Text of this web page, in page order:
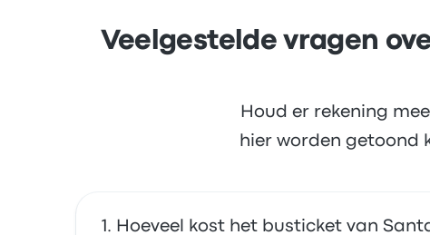
Veelgestelde vragen
Houd er rekening
hier worden getoond
Hoeveel kost het busticket van